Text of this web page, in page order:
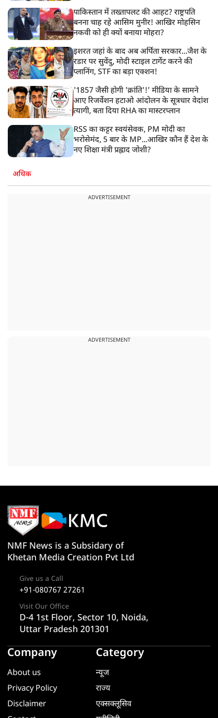
पाकिस्तान में तख्तापलट की आहट? राष्ट्रपति
बनना चाह रहे आसिम मुनीर! आखिर मोहसिन
नकवी को ही क्यों बनाया मोहरा?
इशरत जहां के बाद अब अर्पिता सरकार...जैश के
रडार पर सुवेंदु, मोदी स्टाइल टार्गेट करने की
प्लानिंग, STF का बड़ा एक्शन!
'1857 जैसी होगी 'क्रांति'!' मीडिया के सामने
आए रिजर्वेशन हटाओ आंदोलन के सूत्रधार वेदांश
त्यागी, बता दिया RHA का मास्टरप्लान
RSS का कट्टर स्वयंसेवक, PM मोदी का
भरोसेमंद, 5 बार के MP...आखिर कौन हैं देश के
नए शिक्षा मंत्री प्रह्लाद जोशी?
अधिक
ADVERTISEMENT
ADVERTISEMENT
NMF News is a Subsidary of
Khetan Media Creation Pvt Ltd
Give us a Call
+91-080767 27261
Visit Our Office
D-4 1st Floor, Sector 10, Noida,
Uttar Pradesh 201301
Company
About us
Privacy Policy
Disclaimer
Category
न्यूज
राज्य
एक्सक्लूसिव